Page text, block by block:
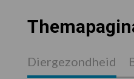
Diergezondheid